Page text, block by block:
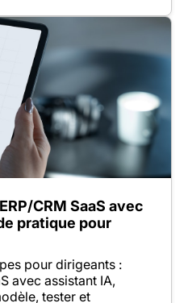
CRM SaaS avec
pratique pour
pour dirigeants :
avec assistant IA,
tester et